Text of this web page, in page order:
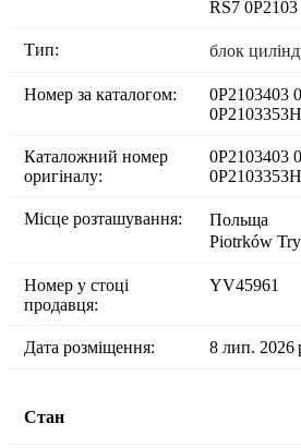
RS7 0P2103
Тип: блок
Номер за каталогом:
0P2103403
0P2103353H
Каталожний номер
оригіналу:
0P2103403
0P2103353H
Місце розташування:
Польща
Piotrków
Номер у стоці
продавця:
YV45961
Дата розміщення: 8 лип. 2026
Стан